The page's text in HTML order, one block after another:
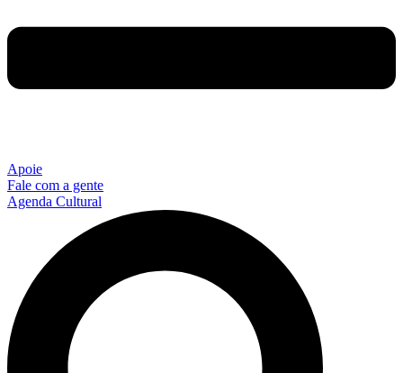
Apoie
Fale com a gente
Agenda Cultural